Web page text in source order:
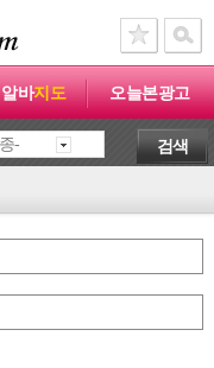
알바지도 오늘본광고
검색